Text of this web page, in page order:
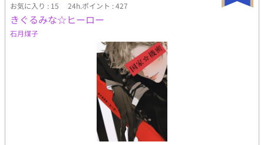
お気に入り : 15 24h.ポイント : 427
きぐるみな☆ヒーロー
石月煤子